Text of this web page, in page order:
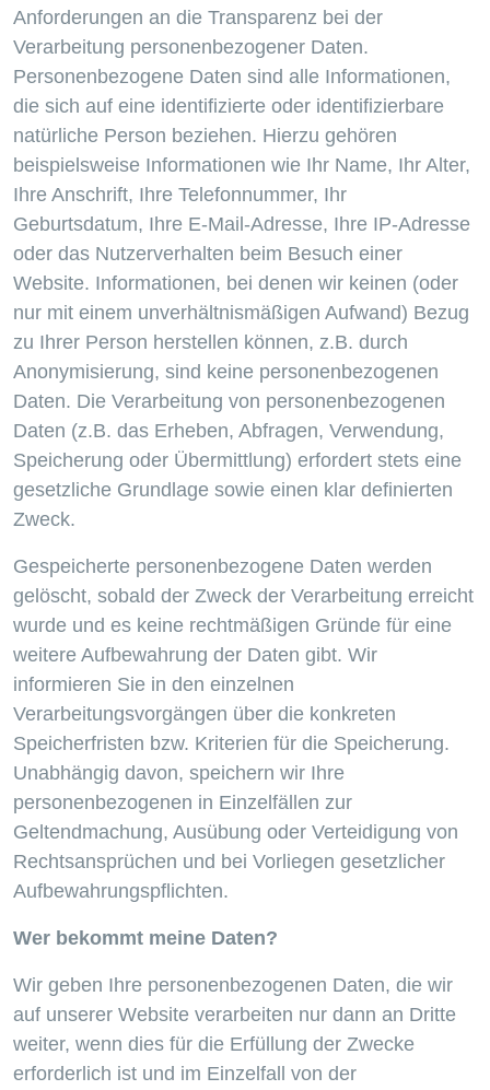
Anforderungen an die Transparenz bei der
Verarbeitung personenbezogener Daten.
Personenbezogene Daten sind alle Informationen,
die sich auf eine identifizierte oder identifizierbare
natürliche Person beziehen. Hierzu gehören
beispielsweise Informationen wie Ihr Name, Ihr Alter,
Ihre Anschrift, Ihre Telefonnummer, Ihr
Geburtsdatum, Ihre E-Mail-Adresse, Ihre IP-Adresse
oder das Nutzerverhalten beim Besuch einer
Website. Informationen, bei denen wir keinen (oder
nur mit einem unverhältnismäßigen Aufwand) Bezug
zu Ihrer Person herstellen können, z.B. durch
Anonymisierung, sind keine personenbezogenen
Daten. Die Verarbeitung von personenbezogenen
Daten (z.B. das Erheben, Abfragen, Verwendung,
Speicherung oder Übermittlung) erfordert stets eine
gesetzliche Grundlage sowie einen klar definierten
Zweck.
Gespeicherte personenbezogene Daten werden
gelöscht, sobald der Zweck der Verarbeitung erreicht
wurde und es keine rechtmäßigen Gründe für eine
weitere Aufbewahrung der Daten gibt. Wir
informieren Sie in den einzelnen
Verarbeitungsvorgängen über die konkreten
Speicherfristen bzw. Kriterien für die Speicherung.
Unabhängig davon, speichern wir Ihre
personenbezogenen in Einzelfällen zur
Geltendmachung, Ausübung oder Verteidigung von
Rechtsansprüchen und bei Vorliegen gesetzlicher
Aufbewahrungspflichten.
Wer bekommt meine Daten?
Wir geben Ihre personenbezogenen Daten, die wir
auf unserer Website verarbeiten nur dann an Dritte
weiter, wenn dies für die Erfüllung der Zwecke
erforderlich ist und im Einzelfall von der